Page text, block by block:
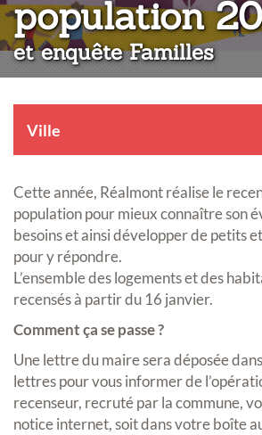
population
et enquête Familles
Ville
Cette année, Réalmont réalise le
population pour mieux connaître son
besoins et ainsi développer de petits
pour y répondre.
L’ensemble des logements et des
recensés à partir du 16 janvier.
Comment ça se passe ?
Une lettre du maire sera déposée
lettres pour vous informer de
recenseur, recruté par la commune,
notice internet, soit dans votre boîte